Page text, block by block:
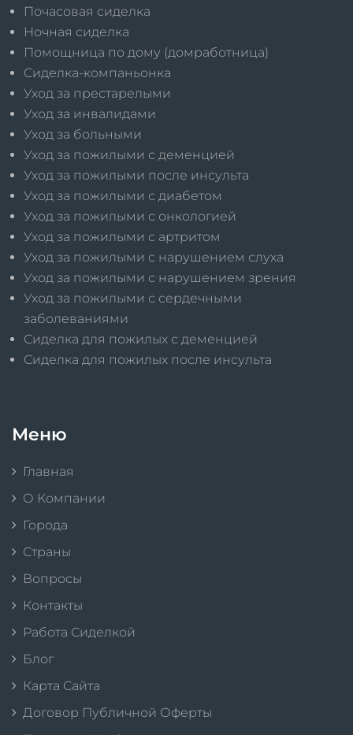
Почасовая сиделка
Ночная сиделка
Помощница по дому (домработница)
Сиделка-компаньонка
Уход за престарелыми
Уход за инвалидами
Уход за больными
Уход за пожилыми с деменцией
Уход за пожилыми после инсульта
Уход за пожилыми с диабетом
Уход за пожилыми с онкологией
Уход за пожилыми с артритом
Уход за пожилыми с нарушением слуха
Уход за пожилыми с нарушением зрения
Уход за пожилыми с сердечными
заболеваниями
Сиделка для пожилых с деменцией
Сиделка для пожилых после инсульта
Меню
Главная
О Компании
Города
Страны
Вопросы
Контакты
Работа Сиделкой
Блог
Карта Сайта
Договор Публичной Оферты